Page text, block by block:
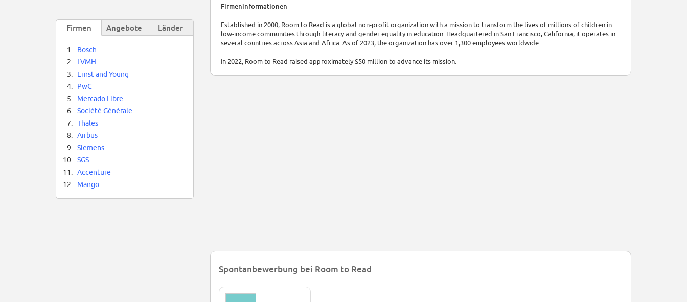
Firmeninformationen
Established in 2000, Room to Read is a global non-profit organization with a mission to transform the lives of millions of children in
low-income communities through literacy and gender equality in education. Headquartered in San Francisco, California, it operates in
several countries across Asia and Africa. As of 2023, the organization has over 1,300 employees worldwide.
In 2022, Room to Read raised approximately $50 million to advance its mission.
Spontanbewerbung bei Room to Read
Firmen Angebote Länder
1.
Bosch
2.
LVMH
3.
Ernst and Young
4.
PwC
5.
Mercado Libre
6.
Société Générale
7.
Thales
8.
Airbus
9.
Siemens
10.
SGS
11.
Accenture
12.
Mango